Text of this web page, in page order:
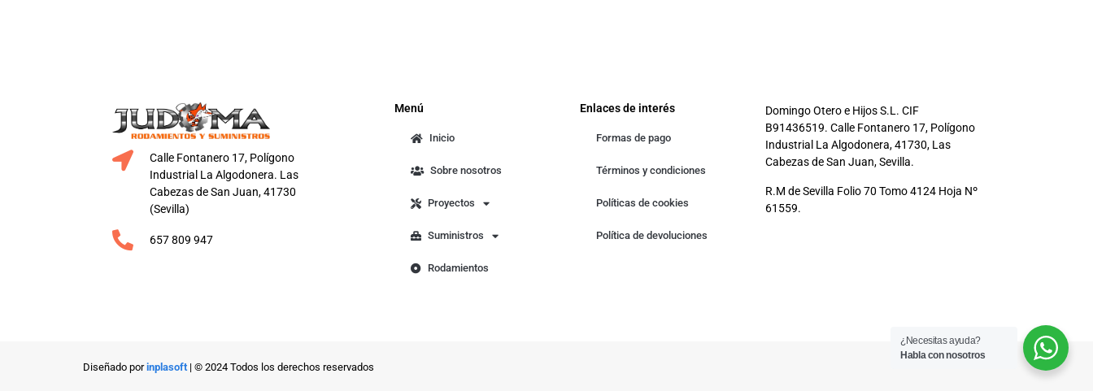
Calle Fontanero 17, Polígono
Industrial La Algodonera. Las
Cabezas de San Juan, 41730
(Sevilla)
657 809 947
Menú
Inicio
Sobre nosotros
Proyectos
Suministros
Rodamientos
Enlaces de interés
Formas de pago
Términos y condiciones
Políticas de cookies
Política de devoluciones
Domingo Otero e Hijos S.L. CIF
B91436519. Calle Fontanero 17, Polígono
Industrial La Algodonera, 41730, Las
Cabezas de San Juan, Sevilla.
R.M de Sevilla Folio 70 Tomo 4124 Hoja Nº
61559.
Diseñado porinplasoft| © 2024 Todos los derechos reservados
¿Necesitas ayuda?
Habla con nosotros